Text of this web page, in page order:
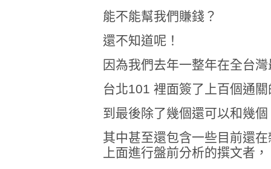
能不能幫我們賺錢？
還不知道呢！
因為我們去年一整年在全台
台北101 裡面簽了上百個通
到最後除了幾個還可以和幾
其中甚至還包含一些目前還
上面進行盤前分析的撰文者，